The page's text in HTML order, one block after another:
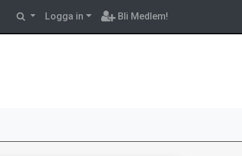
Logga in Bli Medlem!